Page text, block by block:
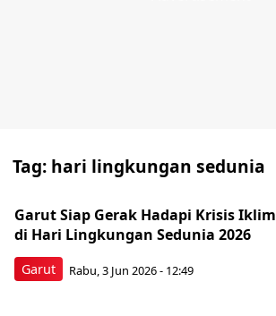
Tag: hari lingkungan sedunia
Garut
Garut Siap Gerak Hadapi Krisis Iklim
di Hari Lingkungan Sedunia 2026
Rabu, 3 Jun 2026 - 12:49